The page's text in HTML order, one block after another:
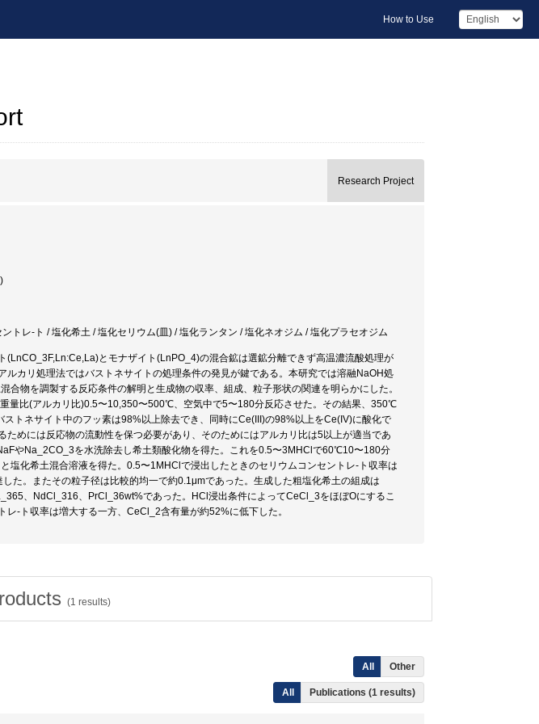
How to Use
Research Project
トレ-ト / 塩化希土 / 塩化セリウム(皿) / 塩化ランタン / 塩化ネオジム / 塩化プラセオジム
(LnCO_3F,Ln:Ce,La)とモナザイト(LnPO_4)の混合鉱は選鉱分離できず高温濃流酸処理が
ルカリ処理法ではバストネサイトの処理条件の発見が鍵である。本研究では溶融NaOH処
合物を調製する反応条件の解明と生成物の収率、組成、粒子形状の関連を明らかにした。
量比(アルカリ比)0.5〜10,350〜500℃、空気中で5〜180分反応させた。その結果、350℃
トネサイト中のフッ素は98%以上除去でき、同時にCe(III)の98%以上をCe(IV)に酸化で
ためには反応物の流動性を保つ必要があり、そのためにはアルカリ比は5以上が適当であ
やNa_2CO_3を水洗除去し希土類酸化物を得た。これを0.5〜3MHClで60℃10〜180分
塩化希土混合溶液を得た。0.5〜1MHClで浸出したときのセリウムコンセントレ-ト収率は
た。またその粒子径は比較的均一で約0.1μmであった。生成した粗塩化希土の組成は
、NdCl_316、PrCl_36wt%であった。HCl浸出条件によってCeCl_3をほぼOにするこ
レ-ト収率は増大する一方、CeCl_2含有量が約52%に低下した。
(1 results)
All Other
All Publications (1 results)